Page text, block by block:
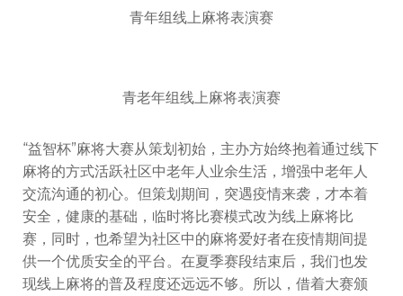
青年组线上麻将表演赛
青老年组线上麻将表演赛
“益智杯”麻将大赛从策划初始，主办方始终抱着通过线下
麻将的方式活跃社区中老年人业余生活，增强中老年人
交流沟通的初心。但策划期间，突遇疫情来袭，才本着
安全，健康的基础，临时将比赛模式改为线上麻将比
赛，同时，也希望为社区中的麻将爱好者在疫情期间提
供一个优质安全的平台。在夏季赛段结束后，我们也发
现线上麻将的普及程度还远远不够。所以，借着大赛颁